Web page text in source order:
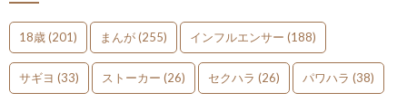
18歳(201) まんが(255) インフルエンサー (188)
サギヨ (33) ストーカー (26) セクハラ (26) パワハラ (38)